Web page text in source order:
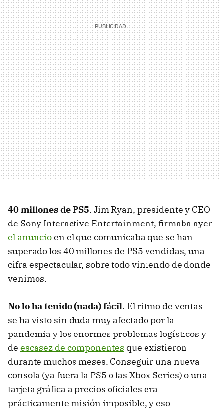
40 millones de PS5. Jim Ryan, presidente y CEO
de Sony Interactive Entertainment, firmaba ayer
el anuncioen el que comunicaba que se han
superado los 40 millones de PS5 vendidas, una
cifra espectacular, sobre todo viniendo de donde
venimos.
No lo ha tenido (nada) fácil. El ritmo de ventas
se ha visto sin duda muy afectado por la
pandemia y los enormes problemas logísticos y
de escasez de componentes que existieron
durante muchos meses. Conseguir una nueva
consola (ya fuera la PS5 o las Xbox Series) o una
tarjeta gráfica a precios oficiales era
prácticamente misión imposible, y eso